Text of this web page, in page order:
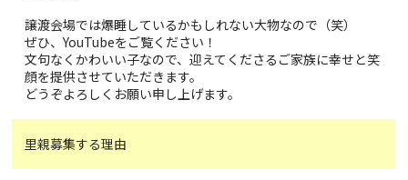
譲渡会場では爆睡しているかもしれない大物なので（笑）
ぜひ、YouTubeをご覧ください！
文句なくかわいい子なので、迎えてくださるご家族に幸せと笑
顔を提供させていただきます。
どうぞよろしくお願い申し上げます。
里親募集する理由